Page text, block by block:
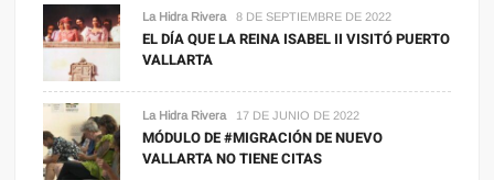
La Hidra Rivera 8 DE SEPTIEMBRE DE 2022
EL DÍA QUE LA REINA ISABEL II VISITÓ PUERTO
VALLARTA
La Hidra Rivera 17 DE JUNIO DE 2022
MÓDULO DE #MIGRACIÓN DE NUEVO
VALLARTA NO TIENE CITAS